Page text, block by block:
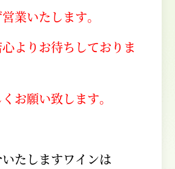
業いたします。
よりお待ちしておりま
お願い致します。
たしますワインは